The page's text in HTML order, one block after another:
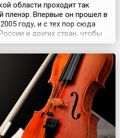
области проходит так
пленэр. Впервые он прошел в
году, и с тех пор сюда
и других стран, чтобы
создавали свои
Васнецовы.С 2012
Усадьба в Рябово
поэтому художни...